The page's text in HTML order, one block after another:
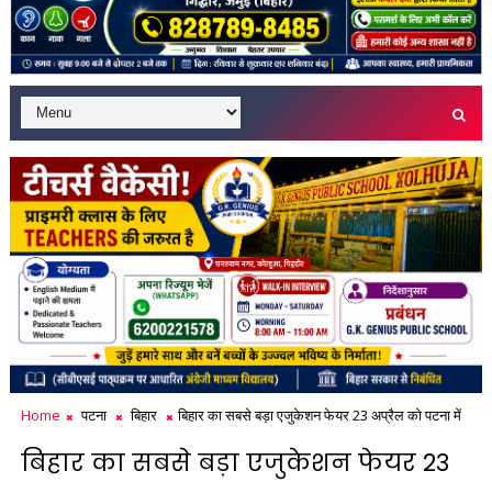
Home पटना बिहार बिहार का सबसे बड़ा एजुकेशन फेयर 23 अप्रैल को पटना में
बिहार का सबसे बड़ा एजुकेशन फेयर 23